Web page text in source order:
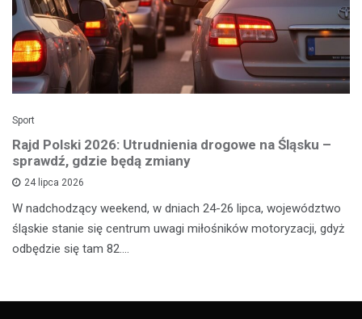
Sport
Rajd Polski 2026: Utrudnienia drogowe na Śląsku –
sprawdź, gdzie będą zmiany
24 lipca 2026
W nadchodzący weekend, w dniach 24-26 lipca, województwo
śląskie stanie się centrum uwagi miłośników motoryzacji, gdyż
odbędzie się tam 82.…